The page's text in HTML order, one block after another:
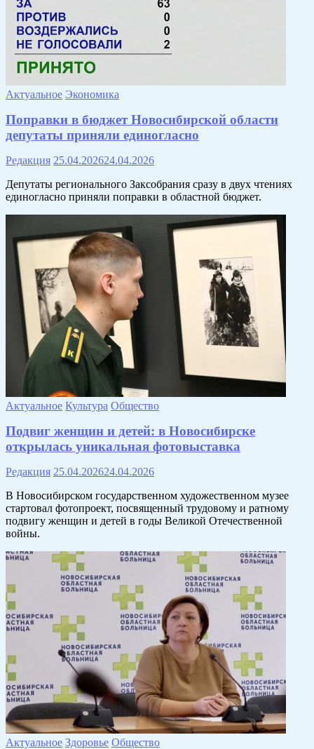
Актуальное Экономика
Поправки в бюджет Новосибирской области
депутаты приняли единогласно
Редакция 25.04.202624.04.2026
Депутаты регионального Заксобрания сразу в двух чтениях
единогласно приняли поправки в областной бюджет.
Актуальное Культура Общество
Подвиг женщин и детей: в Новосибирске
открылась уникальная фотовыставка
Редакция 25.04.202624.04.2026
В Новосибирском государственном художественном музее
стартовал фотопроект, посвященный трудовому и ратному
подвигу женщин и детей в годы Великой Отечественной
войны.
Актуальное Здоровье Общество